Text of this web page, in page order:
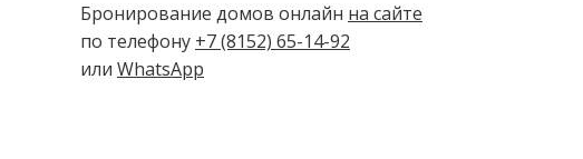
Бронирование домов онлайн на сайте
по телефону +7 (8152) 65-14-92
или WhatsApp